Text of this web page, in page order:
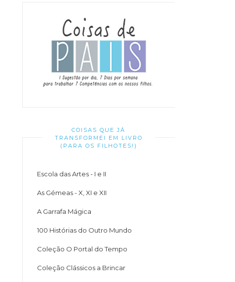
COISAS QUE JÁ
TRANSFORMEI EM LIVRO
(PARA OS FILHOTES!)
Escola das Artes - I e II
As Gémeas - X, XI e XII
A Garrafa Mágica
100 Histórias do Outro Mundo
Coleção O Portal do Tempo
Coleção Clássicos a Brincar